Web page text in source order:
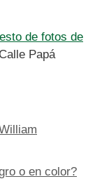
de fotos de
Papá
o en color?